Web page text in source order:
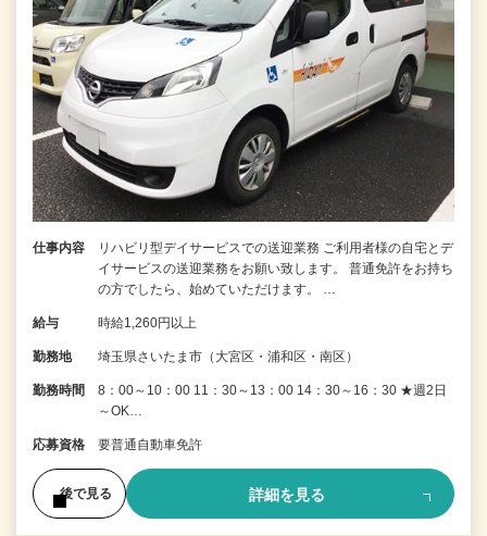
仕事内容
リハビリ型デイサービスでの送迎業務 ご利用者様の自宅とデ
イサービスの送迎業務をお願い致します。 普通免許をお持ち
の方でしたら、始めていただけます。 …
給与 時給1,260円以上
勤務地 埼玉県さいたま市（大宮区・浦和区・南区）
勤務時間
8：00～10：00 11：30～13：00 14：30～16：30 ★週2日
～OK…
応募資格 要普通自動車免許
後で見る 詳細を見る